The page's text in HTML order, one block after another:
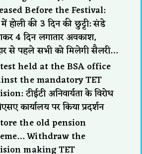
Before the Festival:
होली की 3 दिन की छुट्टी: संडे
4 दिन लगातार अवकाश,
से पहले सभी को मिलेगी सैलरी…
held at the BSA office
the mandatory TET
टीईटी अनिवार्यता के विरोध
कार्यालय पर किया प्रदर्शन
the old pension
Withdraw the
making TET